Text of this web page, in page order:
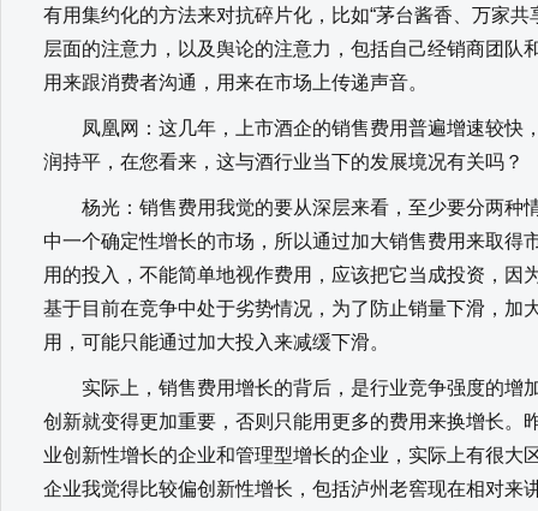
有用集约化的方法来对抗碎片化，比如“茅台酱香、万家
层面的注意力，以及舆论的注意力，包括自己经销商团队
用来跟消费者沟通，用来在市场上传递声音。
凤凰网：这几年，上市酒企的销售费用普遍增速较快
润持平，在您看来，这与酒行业当下的发展境况有关吗？
杨光：销售费用我觉的要从深层来看，至少要分两种
中一个确定性增长的市场，所以通过加大销售费用来取得
用的投入，不能简单地视作费用，应该把它当成投资，因
基于目前在竞争中处于劣势情况，为了防止销量下滑，加
用，可能只能通过加大投入来减缓下滑。
实际上，销售费用增长的背后，是行业竞争强度的增
创新就变得更加重要，否则只能用更多的费用来换增长。
业创新性增长的企业和管理型增长的企业，实际上有很大
企业我觉得比较偏创新性增长，包括泸州老窖现在相对来